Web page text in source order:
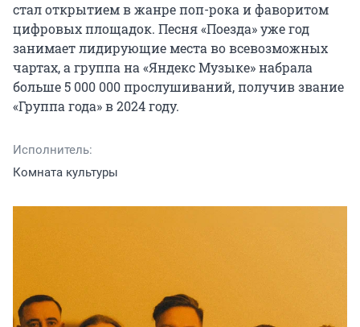
стал открытием в жанре поп-рока и фаворитом
цифровых площадок. Песня «Поезда» уже год
занимает лидирующие места во всевозможных
чартах, а группа на «Яндекс Музыке» набрала
больше 5 000 000 прослушиваний, получив звание
«Группа года» в 2024 году.
Исполнитель:
Комната культуры